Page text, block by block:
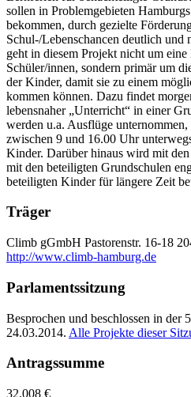
sollen in Problemgebieten
bekommen, durch gezielte
Schul-/Lebenschancen deutlich und
geht in diesem Projekt nicht um
Schüler/innen, sondern primär um
der Kinder, damit sie zu einem
kommen können. Dazu findet
lebensnaher „Unterricht“ in einer
werden u.a. Ausflüge
zwischen 9 und 16.00 Uhr
Kinder. Darüber hinaus wird mit
mit den beteiligten Grundschulen
beteiligten Kinder für längere Zeit
Träger
Climb gGmbH Pastorenstr. 16-18
http://www.climb-hamburg.de
Parlamentssitzung
Besprochen und beschlossen in der
24.03.2014. Alle Projekte dieser
Antragssumme
32.008 €